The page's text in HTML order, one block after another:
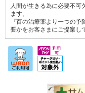
人間が生きる為に必要不可
ます。
『百の治療薬より一つの
要かをお客さまにご提案し